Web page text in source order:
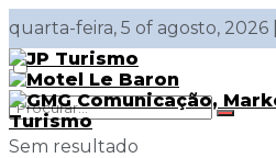
quarta-feira, 5 of agosto, 2026
Sem resultado